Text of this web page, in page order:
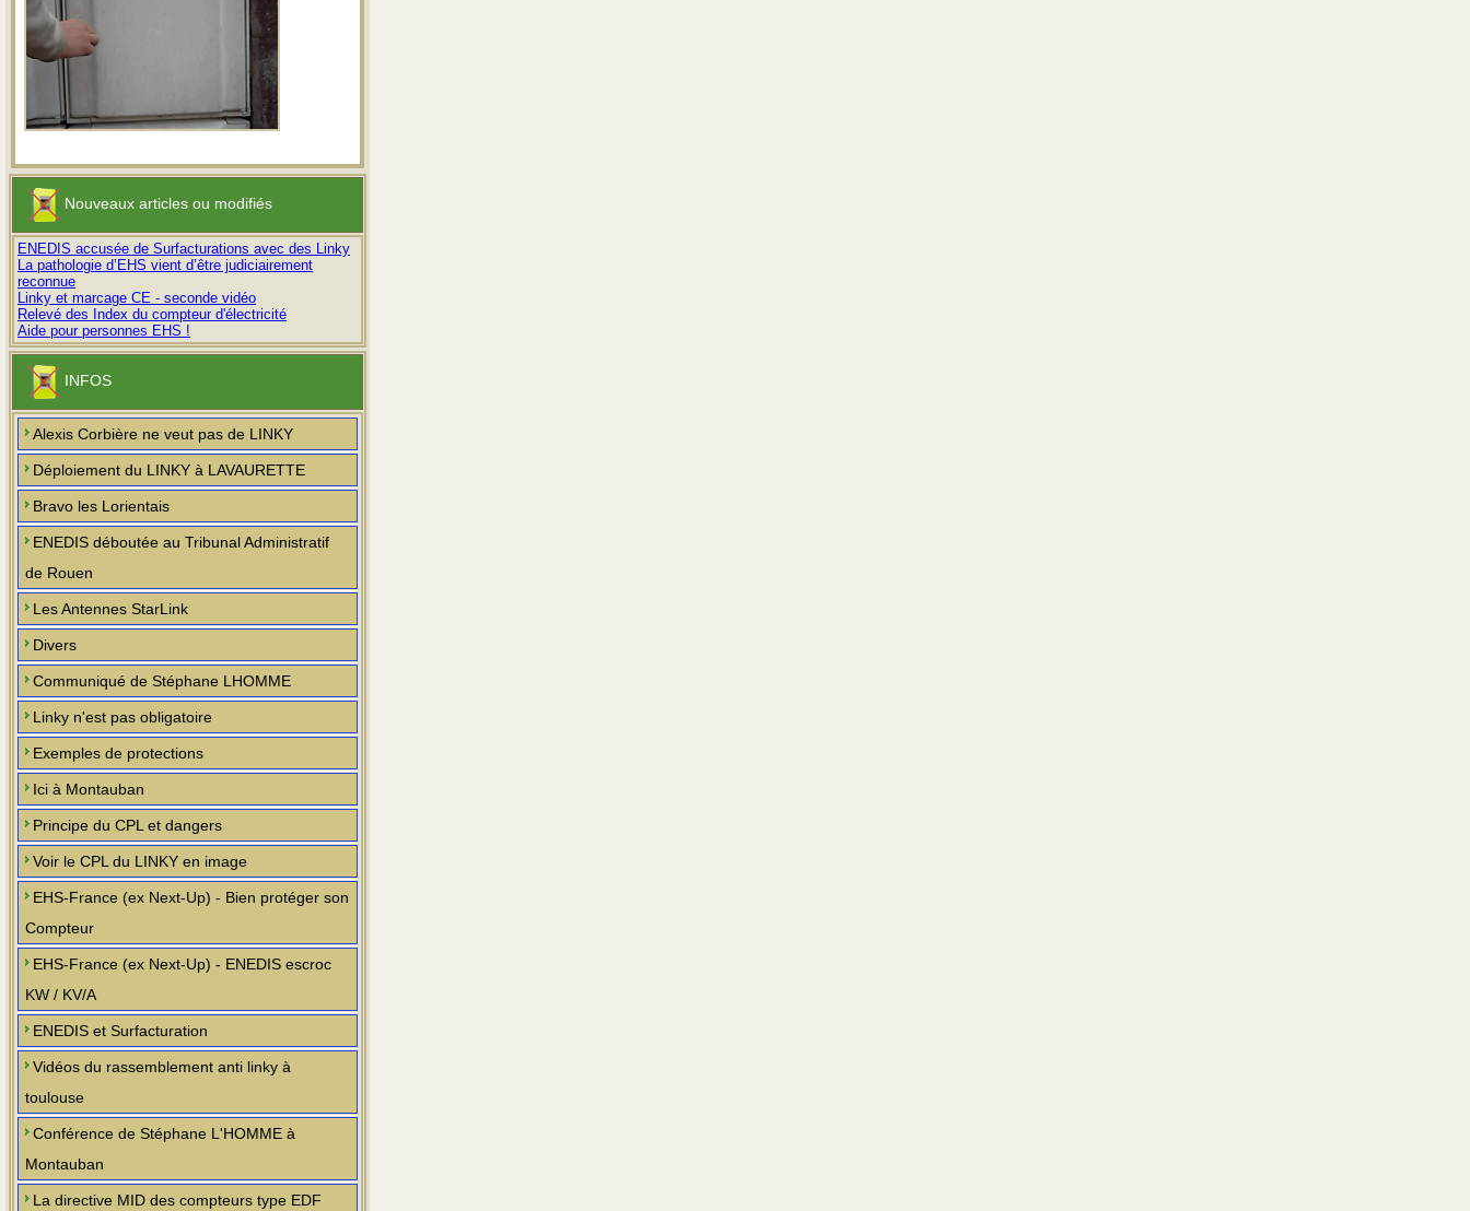
Nouveaux articles ou modifiés
ENEDIS accusée de Surfacturations avec des Linky
La pathologie d’EHS vient d’être judiciairement
reconnue
Linky et marcage CE - seconde vidéo
Relevé des Index du compteur d'électricité
Aide pour personnes EHS !
INFOS
Alexis Corbière ne veut pas de LINKY
Déploiement du LINKY à LAVAURETTE
Bravo les Lorientais
ENEDIS déboutée au Tribunal Administratif
de Rouen
Les Antennes StarLink
Divers
Communiqué de Stéphane LHOMME
Linky n'est pas obligatoire
Exemples de protections
Ici à Montauban
Principe du CPL et dangers
Voir le CPL du LINKY en image
EHS-France (ex Next-Up) - Bien protéger son
Compteur
EHS-France (ex Next-Up) - ENEDIS escroc
KW / KV/A
ENEDIS et Surfacturation
Vidéos du rassemblement anti linky à
toulouse
Conférence de Stéphane L'HOMME à
Montauban
La directive MID des compteurs type EDF